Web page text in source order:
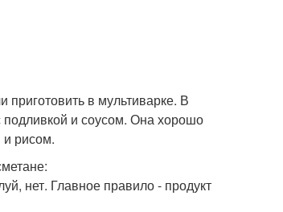
приготовить в мультиварке. В
подливкой и соусом. Она хорошо
и рисом.
нет. Главное правило - продукт